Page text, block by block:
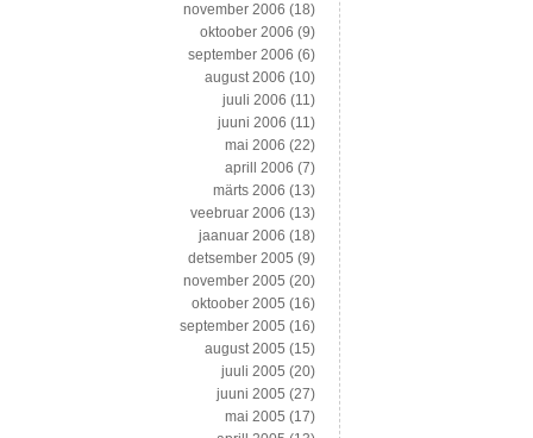
november 2006 (18)
oktoober 2006 (9)
september 2006 (6)
august 2006 (10)
juuli 2006 (11)
juuni 2006 (11)
mai 2006 (22)
aprill 2006 (7)
märts 2006 (13)
veebruar 2006 (13)
jaanuar 2006 (18)
detsember 2005 (9)
november 2005 (20)
oktoober 2005 (16)
september 2005 (16)
august 2005 (15)
juuli 2005 (20)
juuni 2005 (27)
mai 2005 (17)